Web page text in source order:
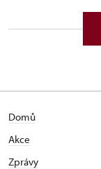
Domů
Akce
Zprávy